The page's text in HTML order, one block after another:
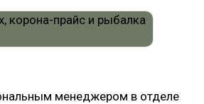
менеджером в отделе